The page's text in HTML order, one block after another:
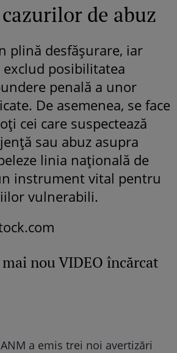
de abuz
plină desfășurare, iar
posibilitatea
penală a unor
De asemenea, se face
cei care suspectează
sau abuz asupra
linia națională de
instrument vital pentru
vulnerabili.
nou VIDEO încărcat
ANM a emis trei noi avertizări